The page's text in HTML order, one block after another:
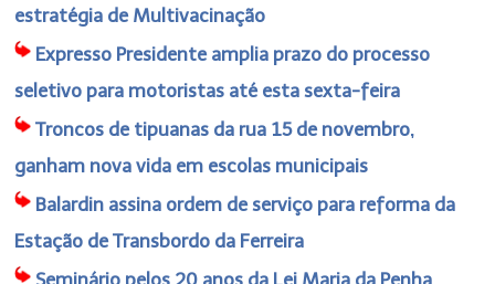
estratégia de Multivacinação
Expresso Presidente amplia prazo do processo
seletivo para motoristas até esta sexta-feira
Troncos de tipuanas da rua 15 de novembro,
ganham nova vida em escolas municipais
Balardin assina ordem de serviço para reforma da
Estação de Transbordo da Ferreira
Seminário pelos 20 anos da Lei Maria da Penha